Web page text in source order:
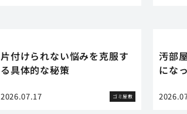
片付けられない悩みを克服す
る具体的な秘策
2026.07.17 ゴミ屋敷
汚部
にな